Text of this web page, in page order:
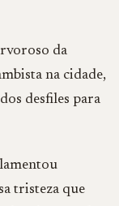
da
na cidade,
desfiles para
tristeza que